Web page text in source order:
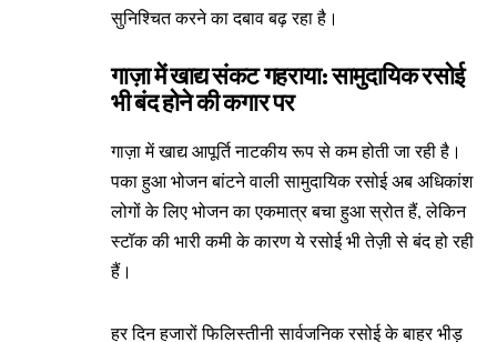
सुनिश्चित करने का दबाव बढ़ रहा है।
गाज़ा में खाद्य संकट गहराया: सामुदायिक रसोई
भी बंद होने की कगार पर
गाज़ा में खाद्य आपूर्ति नाटकीय रूप से कम होती जा रही है।
पका हुआ भोजन बांटने वाली सामुदायिक रसोई अब अधिकांश
लोगों के लिए भोजन का एकमात्र बचा हुआ स्रोत हैं, लेकिन
स्टॉक की भारी कमी के कारण ये रसोई भी तेज़ी से बंद हो रही
हैं।
हर दिन हजारों फिलिस्तीनी सार्वजनिक रसोई के बाहर भीड़